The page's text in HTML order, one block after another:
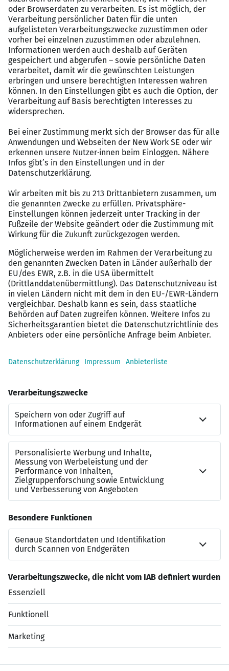
pädagogische Konferenzen und stetiger
Austausch mit Schulleitung, Teamleitungen und
Kollegium,
Vergütung nach dem TVöD-K inkl.
Jahressonderzahlung, betriebliche Altersvorsorge
sowie VL, ein Starterpaket bis zu 5000 Euro brutto
(Starterprämie und Bildungsgutschein), Zuschuss
zum Deutschlandticket oder monatlicher
Dienstrad-Leasing mit JobRAD,
Moderne Unterrichtsmöglichkeiten durch digitale
Lernplattform, interaktive Whiteboards und
Anbindung an Teams,
Entlastung durch Verwaltungskolleg:innen,
sodass sich die Lehrkräfte vollständig auf den
Wissenstransfer konzentrieren können,
Fort- und Weiterbildungsangebote,
Mitarbeiterrabatte auf Arznei- und Pflegemittel
sowie bei diversen Onlineshops,
Kitaplätze für Ihre eigenen Kinder sind
bei:
Patrizio Lanzillotta
Recruiter bei LehrCare
0171 441 64 07
https://www.lehrcare.de/job/pflegepaedagoge-lehrer-
m-w-d-fuer-die-pflegeausbildung-5228/
Datenschutzerklärung